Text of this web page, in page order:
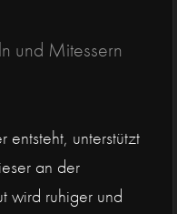
und Mitessern
unterstützt
an der
wird ruhiger und